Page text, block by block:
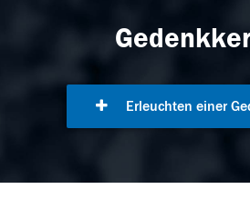
Erleuchten einer